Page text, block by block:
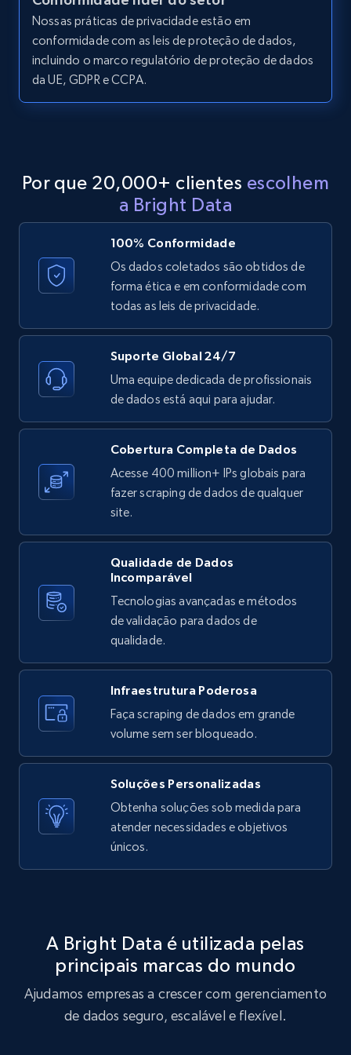
LinkedIn posts - Discover posts by Profile
URL
URL, ID, User id, Use url, Title, Headline, Post
LinkedIn posts - Discover new posts
company URL
URL, ID, User id, Use url, Title, Headline, Post
text, Date posted, and more.
X (formerly Twitter) - Posts
ID, User posted, Name, Description, Date
posted, Photos, URL, Quoted post, and more.
X (formerly Twitter) - Posts - Collecting
Twitter posts URLs
ID, User posted, Name, Description, Date
posted, Photos, URL, Quoted post, and more.
1.2K+ Comece grátis
X (formerly Twitter) - Posts - Getting x
posts by array of profiles
ID, User posted, Name, Description, Date
posted, Photos, URL, Quoted post, and more.
10.3K+ 1.2K+ Comece grátis
TikTok - Profiles
Account id, Nickname, Biography, Awg
engagement rate, Comment engagement rate,
Like engagement rate, Bio link, Predicted lang,
and more.
Nossas práticas de privacidade estão em
conformidade com as leis de proteção de dados,
incluindo o marco regulatório de proteção de dados
da UE, GDPR e CCPA.
Por que 20,000+ clientes escolhem
a Bright Data
100% Conformidade
Os dados coletados são obtidos de
forma ética e em conformidade com
todas as leis de privacidade.
Suporte Global 24/7
Uma equipe dedicada de profissionais
de dados está aqui para ajudar.
Cobertura Completa de Dados
Acesse 400 million+ IPs globais para
fazer scraping de dados de qualquer
site.
Qualidade de Dados
Incomparável
Tecnologias avançadas e métodos
de validação para dados de
qualidade.
Infraestrutura Poderosa
Faça scraping de dados em grande
volume sem ser bloqueado.
Soluções Personalizadas
Obtenha soluções sob medida para
atender necessidades e objetivos
únicos.
A Bright Data é utilizada pelas
principais marcas do mundo
Ajudamos empresas a crescer com gerenciamento
de dados seguro, escalável e flexível.